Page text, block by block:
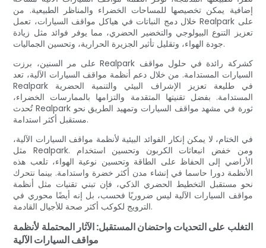
إضافية يمكن تخصيصها للمساحات الخضراء والمناظر الطبيعية. من
خلال دمج النباتات في هياكل مواقف السيارات، تعمل Realpark على
تعزيز التنوع البيولوجي والتخضير الحضري، مما يوفر فوائد مثل زيادة
جودة الهواء، وتقليل تأثير الجزيرة الحرارية، وتحسين الجماليات.
على مر السنين، برزت Realpark كشركة رائدة في حلول مواقف
السيارات المستدامة. من خلال دعم أنظمة مواقف السيارات الآلية، تعد
Realpark في طليعة تعزيز الإشراف البيئي والتنمية الحضرية
المستدامة. بفضل تقنيتها المتقدمة والتزامها بالممارسات الخضراء،
تُحدث Realpark ثورة في مشهد مواقف السيارات وتمهيد الطريق نحو
مستقبل أكثر استدامة.
في الختام، لا يمكن إنكار الفوائد البيئية لأنظمة مواقف السيارات الآلية،
مثل Realpark. ومن خفض انبعاثات الكربون وتحسين استخدام
الأراضي إلى الحفاظ على الطاقة وتحسين نوعية الهواء، تلعب هذه
الأنظمة دورا حاسما في إنشاء مدن أكثر خضرة واستدامة. بينما نتحرك
نحو مستقبل التخطيط الحضري الذكي، فإن تبني تقنيات مثل أنظمة
مواقف السيارات الآلية ليس ضروريًا فحسب، بل إنه أيضًا محوري في
الترويج لكوكب أكثر صحة للأجيال القادمة.
التغلب على التحديات واحتضان المستقبل: الآثار المحتملة لأنظمة
مواقف السيارات الآلية